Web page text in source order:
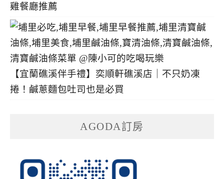
雞餐廳推薦
【宜蘭礁溪伴手禮】奕順軒礁溪店｜不只奶凍
捲！鹹蔥麵包吐司也是必買
AGODA訂房